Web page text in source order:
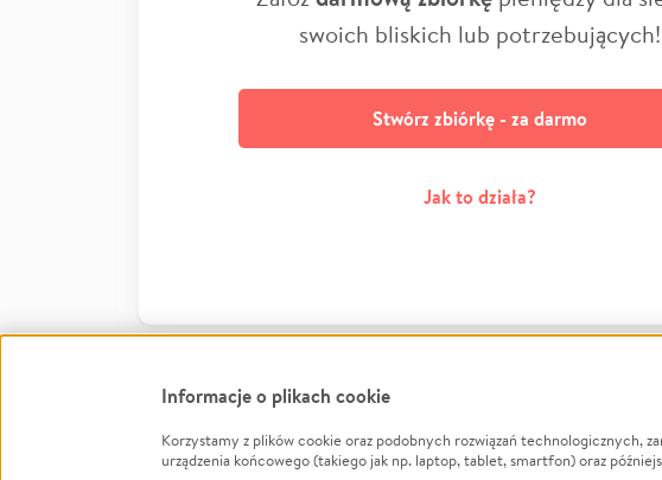
swoich bliskich lub potrzebujących!
Stwórz zbiórkę - za darmo
Jak to działa?
Informacje
Informacje o plikach cookie
Korzystamy z plików cookie oraz podobnych rozwiązań technologicznych,
urządzenia końcowego (takiego jak np. laptop, tablet, smartfon) oraz